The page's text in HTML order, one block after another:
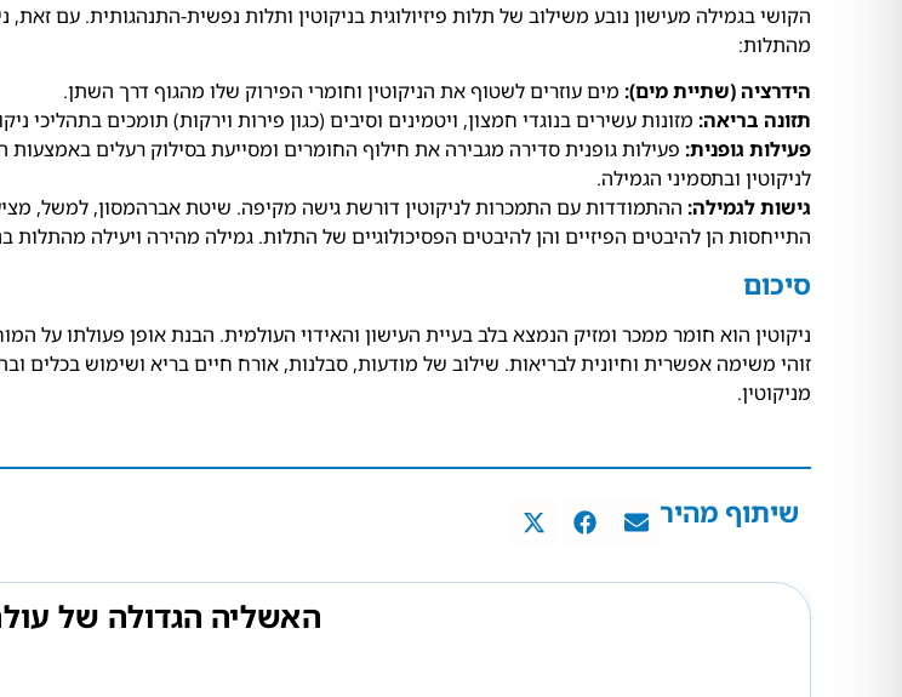
הקושי בגמילה מעישון נובע משילוב של תלות פיזיולוגית בניקוטין ותלות נפשית-התנהגותית. עם זאת,
מהתלות:
הידרציה (שתיית מים): מים עוזרים לשטוף את הניקוטין וחומרי הפירוק שלו מהגוף דרך השתן.
תזונה בריאה: מזונות עשירים בנוגדי חמצון, ויטמינים וסיבים (כגון פירות וירקות) תומכים בתהליכי
פעילות גופנית: פעילות גופנית סדירה מגבירה את חילוף החומרים ומסייעת בסילוק רעלים
לניקוטין ובתסמיני הגמילה.
גישות לגמילה: ההתמודדות עם התמכרות לניקוטין דורשת גישה מקיפה. שיטת אברהמסון, למשל,
התייחסות הן להיבטים הפיזיים והן להיבטים הפסיכולוגיים של התלות. גמילה מהירה ויעילה
סיכום
ניקוטין הוא חומר ממכר ומזיק הנמצא בלב בעיית העישון והאידוי העולמית. הבנת אופן פעולתו על
זוהי משימה אפשרית וחיונית לבריאות. שילוב של מודעות, סבלנות, אורח חיים בריא ושימוש בכלים
מניקוטין.
שיתוף מהיר
האשליה הגדולה של